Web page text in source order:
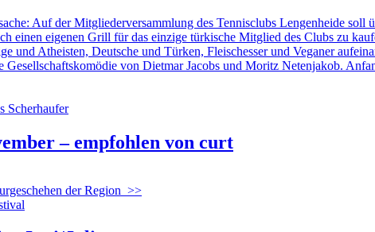
Auf der Mitgliederversammlung des Tennisclubs Lengenheide soll
einen eigenen Grill für das einzige türkische Mitglied des Clubs zu
und Atheisten, Deutsche und Türken, Fleischesser und Veganer
Gesellschaftskomödie von Dietmar Jacobs und Moritz Netenjakob.
– empfohlen von curt
der Region >>